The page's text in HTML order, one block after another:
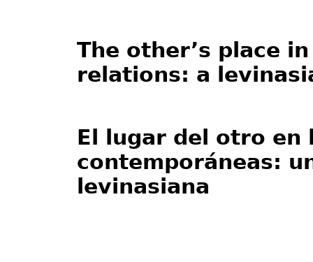
The other’s place
relations: a
El lugar del otro en
contemporáneas:
levinasiana